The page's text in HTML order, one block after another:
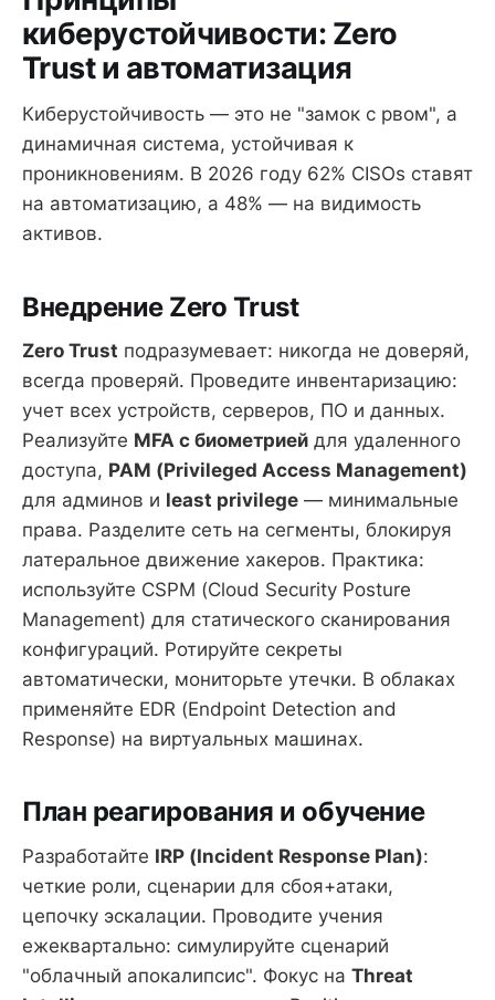
киберустойчивости: Zero
Trust и автоматизация
Киберустойчивость — это не "замок с рвом", а
динамичная система, устойчивая к
проникновениям. В 2026 году 62% CISOs ставят
на автоматизацию, а 48% — на видимость
активов.
Внедрение Zero Trust
Zero Trust подразумевает: никогда не доверяй,
всегда проверяй. Проведите инвентаризацию:
учет всех устройств, серверов, ПО и данных.
Реализуйте MFA с биометрией для удаленного
доступа, PAM (Privileged Access Management)
для админов и least privilege — минимальные
права. Разделите сеть на сегменты, блокируя
латеральное движение хакеров. Практика:
используйте CSPM (Cloud Security Posture
Management) для статического сканирования
конфигураций. Ротируйте секреты
автоматически, мониторьте утечки. В облаках
применяйте EDR (Endpoint Detection and
Response) на виртуальных машинах.
План реагирования и обучение
Разработайте IRP (Incident Response Plan):
четкие роли, сценарии для сбоя+атаки,
цепочку эскалации. Проводите учения
ежеквартально: симулируйте сценарий
"облачный апокалипсис". Фокус на Threat